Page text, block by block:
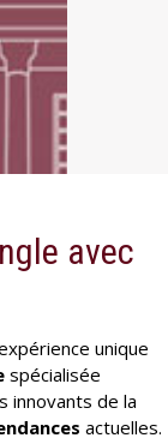
avec
unique
spécialisée
innovants de la
actuelles.